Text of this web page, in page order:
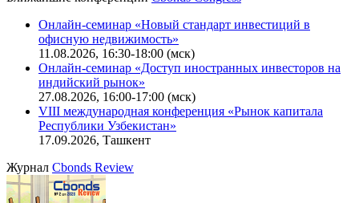
Поиск котировок облигаций
Ближайшие конференцииCbonds Congress
Онлайн-семинар «Новый стандарт инвестиций в
офисную недвижимость»
11.08.2026, 16:30-18:00 (мск)
Онлайн-семинар «Доступ иностранных инвесторов на
индийский рынок»
VIII международная конференция «Рынок капитала
Республики Узбекистан»
17.09.2026, Ташкент